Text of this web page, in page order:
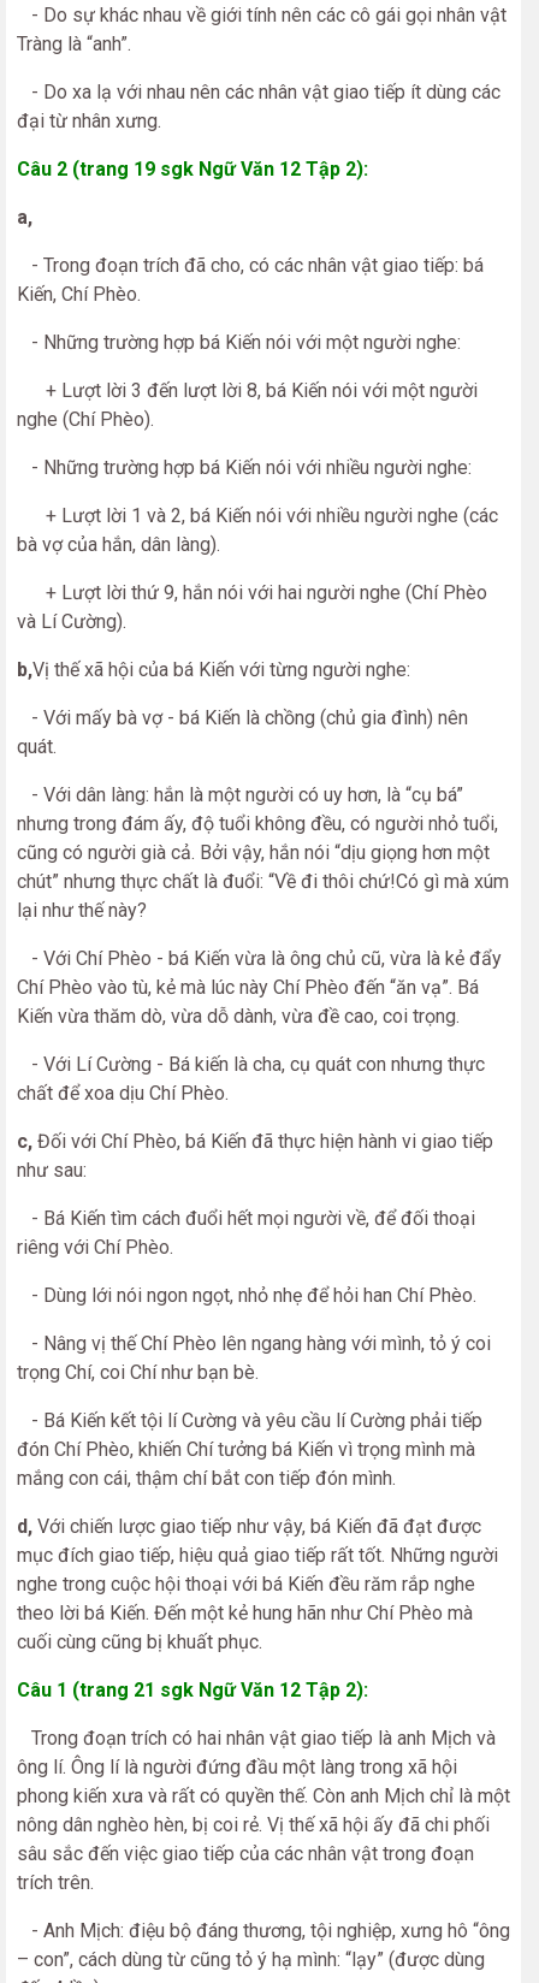
- Do sự khác nhau về giới tính nên các cô gái gọi nhân vật
Tràng là “anh”.
- Do xa lạ với nhau nên các nhân vật giao tiếp ít dùng các
đại từ nhân xưng.
Câu 2 (trang 19 sgk Ngữ Văn 12 Tập 2):
a,
- Trong đoạn trích đã cho, có các nhân vật giao tiếp: bá
Kiến, Chí Phèo.
- Những trường hợp bá Kiến nói với một người nghe:
+ Lượt lời 3 đến lượt lời 8, bá Kiến nói với một người
nghe (Chí Phèo).
- Những trường hợp bá Kiến nói với nhiều người nghe:
+ Lượt lời 1 và 2, bá Kiến nói với nhiều người nghe (các
bà vợ của hắn, dân làng).
+ Lượt lời thứ 9, hắn nói với hai người nghe (Chí Phèo
và Lí Cường).
b,Vị thế xã hội của bá Kiến với từng người nghe:
- Với mấy bà vợ - bá Kiến là chồng (chủ gia đình) nên
quát.
- Với dân làng: hắn là một người có uy hơn, là “cụ bá”
nhưng trong đám ấy, độ tuổi không đều, có người nhỏ tuổi,
cũng có người già cả. Bởi vậy, hắn nói “dịu giọng hơn một
chút” nhưng thực chất là đuổi: “Về đi thôi chứ!Có gì mà xúm
lại như thế này?
- Với Chí Phèo - bá Kiến vừa là ông chủ cũ, vừa là kẻ đẩy
Chí Phèo vào tù, kẻ mà lúc này Chí Phèo đến “ăn vạ”. Bá
Kiến vừa thăm dò, vừa dỗ dành, vừa đề cao, coi trọng.
- Với Lí Cường - Bá kiến là cha, cụ quát con nhưng thực
chất để xoa dịu Chí Phèo.
c, Đối với Chí Phèo, bá Kiến đã thực hiện hành vi giao tiếp
như sau:
- Bá Kiến tìm cách đuổi hết mọi người về, để đối thoại
riêng với Chí Phèo.
- Dùng lới nói ngon ngọt, nhỏ nhẹ để hỏi han Chí Phèo.
- Nâng vị thế Chí Phèo lên ngang hàng với mình, tỏ ý coi
trọng Chí, coi Chí như bạn bè.
- Bá Kiến kết tội lí Cường và yêu cầu lí Cường phải tiếp
đón Chí Phèo, khiến Chí tưởng bá Kiến vì trọng mình mà
mắng con cái, thậm chí bắt con tiếp đón mình.
d, Với chiến lược giao tiếp như vậy, bá Kiến đã đạt được
mục đích giao tiếp, hiệu quả giao tiếp rất tốt. Những người
nghe trong cuộc hội thoại với bá Kiến đều răm rắp nghe
theo lời bá Kiến. Đến một kẻ hung hãn như Chí Phèo mà
cuối cùng cũng bị khuất phục.
Câu 1 (trang 21 sgk Ngữ Văn 12 Tập 2):
Trong đoạn trích có hai nhân vật giao tiếp là anh Mịch và
ông lí. Ông lí là người đứng đầu một làng trong xã hội
phong kiến xưa và rất có quyền thế. Còn anh Mịch chỉ là một
nông dân nghèo hèn, bị coi rẻ. Vị thế xã hội ấy đã chi phối
sâu sắc đến việc giao tiếp của các nhân vật trong đoạn
trích trên.
- Anh Mịch: điệu bộ đáng thương, tội nghiệp, xưng hô “ông
– con”, cách dùng từ cũng tỏ ý hạ mình: “lạy” (được dùng